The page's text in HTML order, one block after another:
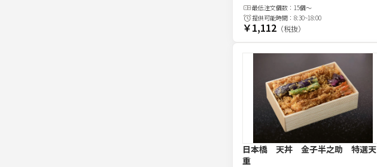
最低注文個数： 15個～
提供可能時間： 8:30~18:00
￥1,112 （税抜）
日本橋 天丼 金子半之助 特選天
重